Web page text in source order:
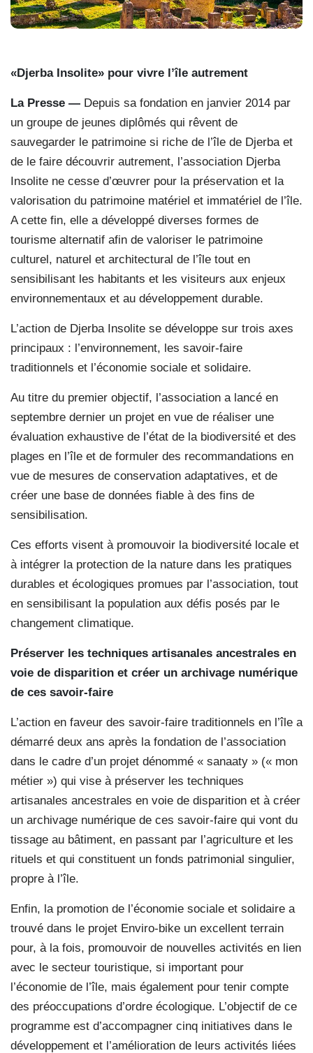
«Djerba Insolite» pour vivre l’île autrement
La Presse — Depuis sa fondation en janvier 2014 par
un groupe de jeunes diplômés qui rêvent de
sauvegarder le patrimoine si riche de l’île de Djerba et
de le faire découvrir autrement, l’association Djerba
Insolite ne cesse d’œuvrer pour la préservation et la
valorisation du patrimoine matériel et immatériel de l’île.
A cette fin, elle a développé diverses formes de
tourisme alternatif afin de valoriser le patrimoine
culturel, naturel et architectural de l’île tout en
sensibilisant les habitants et les visiteurs aux enjeux
environnementaux et au développement durable.
L’action de Djerba Insolite se développe sur trois axes
principaux : l’environnement, les savoir-faire
traditionnels et l’économie sociale et solidaire.
Au titre du premier objectif, l’association a lancé en
septembre dernier un projet en vue de réaliser une
évaluation exhaustive de l’état de la biodiversité et des
plages en l’île et de formuler des recommandations en
vue de mesures de conservation adaptatives, et de
créer une base de données fiable à des fins de
sensibilisation.
Ces efforts visent à promouvoir la biodiversité locale et
à intégrer la protection de la nature dans les pratiques
durables et écologiques promues par l’association, tout
en sensibilisant la population aux défis posés par le
changement climatique.
Préserver les techniques artisanales ancestrales en
voie de disparition et créer un archivage numérique
de ces savoir-faire
L’action en faveur des savoir-faire traditionnels en l’île a
démarré deux ans après la fondation de l’association
dans le cadre d’un projet dénommé « sanaaty » (« mon
métier ») qui vise à préserver les techniques
artisanales ancestrales en voie de disparition et à créer
un archivage numérique de ces savoir-faire qui vont du
tissage au bâtiment, en passant par l’agriculture et les
rituels et qui constituent un fonds patrimonial singulier,
propre à l’île.
Enfin, la promotion de l’économie sociale et solidaire a
trouvé dans le projet Enviro-bike un excellent terrain
pour, à la fois, promouvoir de nouvelles activités en lien
avec le secteur touristique, si important pour
l’économie de l’île, mais également pour tenir compte
des préoccupations d’ordre écologique. L’objectif de ce
programme est d’accompagner cinq initiatives dans le
développement et l’amélioration de leurs activités liées